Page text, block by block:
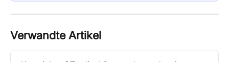
Verwandte Artikel